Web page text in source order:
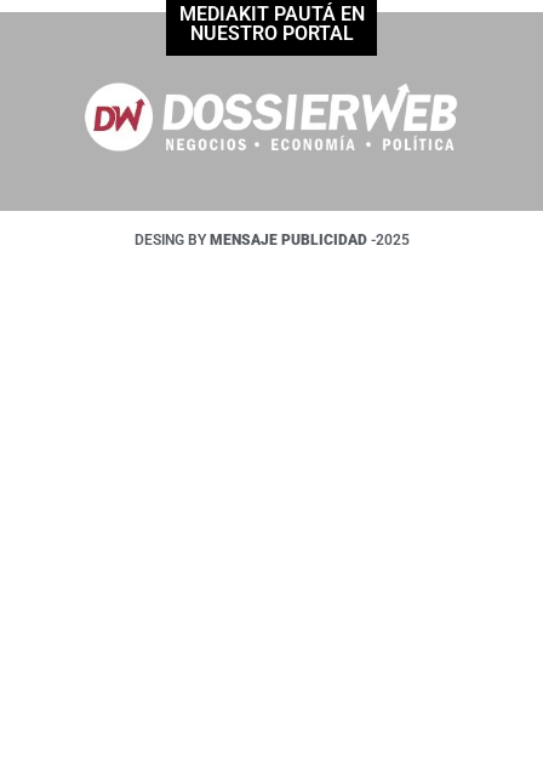
MEDIAKIT PAUTÁ EN
NUESTRO PORTAL
DESING BY MENSAJE PUBLICIDAD -2025